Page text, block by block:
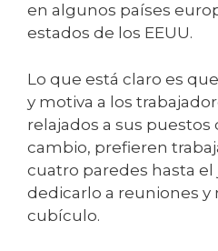
en algunos países
estados de los EEUU.
Lo que está claro es
y motiva a los
relajados a sus puestos
cambio, prefieren
cuatro paredes hasta el
dedicarlo a reuniones y
cubículo.